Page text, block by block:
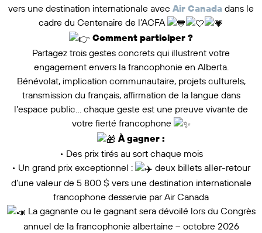
vers une destination internationale avec Air Canada dans le
cadre du Centenaire de l’ACFA
Comment participer ?
Partagez trois gestes concrets qui illustrent votre
engagement envers la francophonie en Alberta.
Bénévolat, implication communautaire, projets culturels,
transmission du français, affirmation de la langue dans
l’espace public… chaque geste est une preuve vivante de
votre fierté francophone
À gagner :
• Des prix tirés au sort chaque mois
• Un grand prix exceptionnel :
deux billets aller-retour
d’une valeur de 5 800 $ vers une destination internationale
francophone desservie par Air Canada
La gagnante ou le gagnant sera dévoilé lors du Congrès
annuel de la francophonie albertaine – octobre 2026